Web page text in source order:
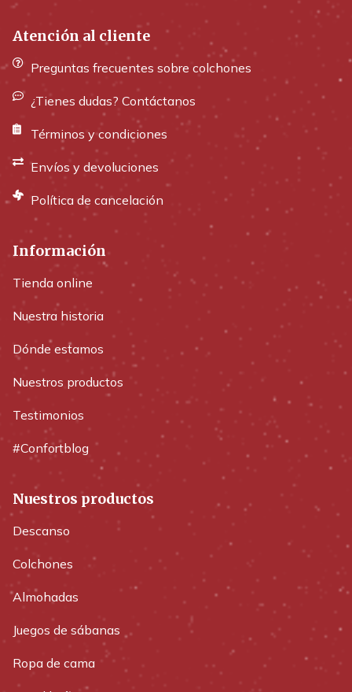
Atención al cliente
Preguntas frecuentes sobre colchones
¿Tienes dudas? Contáctanos
Términos y condiciones
Envíos y devoluciones
Política de cancelación
Información
Tienda online
Nuestra historia
Dónde estamos
Nuestros productos
Testimonios
#Confortblog
Nuestros productos
Descanso
Colchones
Almohadas
Juegos de sábanas
Ropa de cama